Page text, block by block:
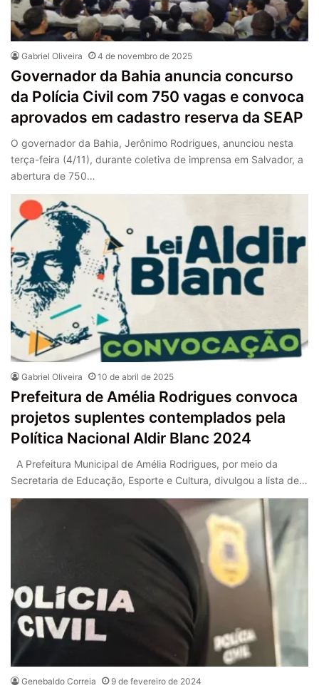
Gabriel Oliveira 4 de novembro de 2025
Governador da Bahia anuncia concurso
da Polícia Civil com 750 vagas e convoca
aprovados em cadastro reserva da SEAP
O governador da Bahia, Jerônimo Rodrigues, anunciou nesta
terça-feira (4/11), durante coletiva de imprensa em Salvador, a
abertura de 750…
Gabriel Oliveira 10 de abril de 2025
Prefeitura de Amélia Rodrigues convoca
projetos suplentes contemplados pela
Política Nacional Aldir Blanc 2024
A Prefeitura Municipal de Amélia Rodrigues, por meio da
Secretaria de Educação, Esporte e Cultura, divulgou a lista de…
Genebaldo Correia 9 de fevereiro de 2024